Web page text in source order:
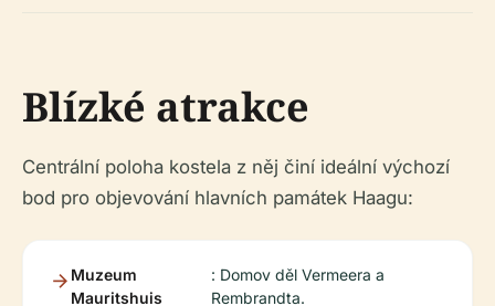
Blízké atrakce
Centrální poloha kostela z něj činí ideální výchozí
bod pro objevování hlavních památek Haagu:
Muzeum
Mauritshuis
: Domov děl Vermeera a
Rembrandta.